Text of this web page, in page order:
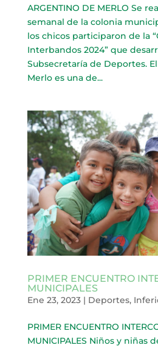
ARGENTINO DE MERLO Se
semanal de la colonia
los chicos participaron de la
Interbandos 2024” que
Subsecretaría de Deportes.
Merlo es una de...
PRIMER ENCUENTRO
MUNICIPALES
Ene 23, 2023| Deportes,
PRIMER ENCUENTRO
MUNICIPALES Niños y niñas